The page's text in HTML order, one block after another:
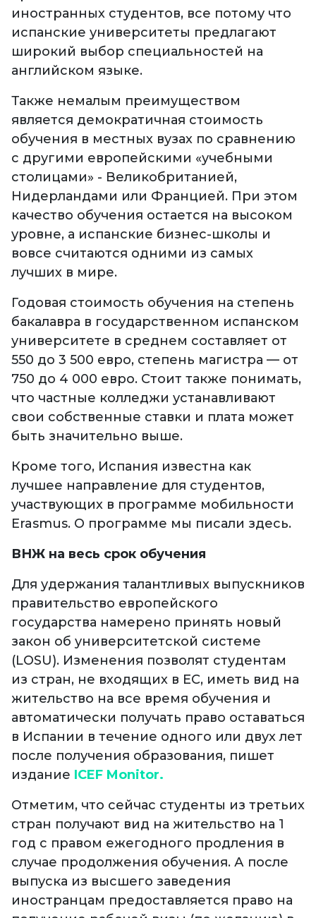
иностранных студентов, все потому что
испанские университеты предлагают
широкий выбор специальностей на
английском языке.
Также немалым преимуществом
является демократичная стоимость
обучения в местных вузах по сравнению
с другими европейскими «учебными
столицами» - Великобританией,
Нидерландами или Францией. При этом
качество обучения остается на высоком
уровне, а испанские бизнес-школы и
вовсе считаются одними из самых
лучших в мире.
Годовая стоимость обучения на степень
бакалавра в государственном испанском
университете в среднем составляет от
550 до 3 500 евро, степень магистра — от
750 до 4 000 евро. Стоит также понимать,
что частные колледжи устанавливают
свои собственные ставки и плата может
быть значительно выше.
Кроме того, Испания известна как
лучшее направление для студентов,
участвующих в программе мобильности
Erasmus. О программе мы писали здесь.
ВНЖ на весь срок обучения
Для удержания талантливых выпускников
правительство европейского
государства намерено принять новый
закон об университетской системе
(LOSU). Изменения позволят студентам
из стран, не входящих в ЕС, иметь вид на
жительство на все время обучения и
автоматически получать право оставаться
в Испании в течение одного или двух лет
после получения образования, пишет
издание ICEF Monitor.
Отметим, что сейчас студенты из третьих
стран получают вид на жительство на 1
год с правом ежегодного продления в
случае продолжения обучения. А после
выпуска из высшего заведения
иностранцам предоставляется право на